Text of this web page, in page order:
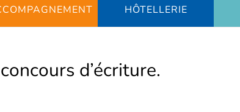
HÔTELLERIE
d’écriture.